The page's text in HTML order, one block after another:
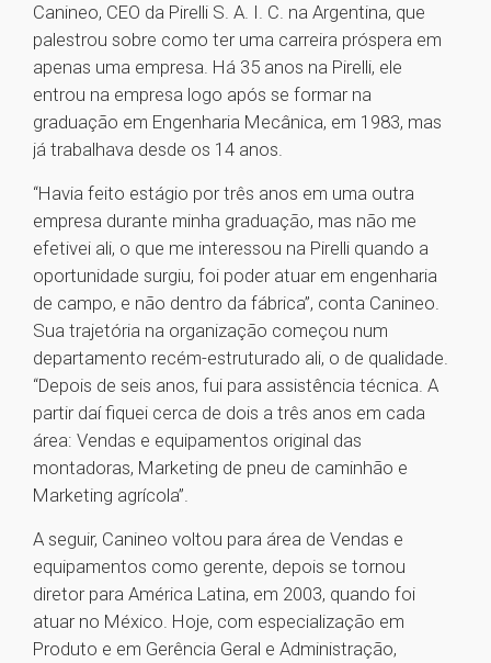
Canineo, CEO da Pirelli S. A. I. C. na Argentina, que
palestrou sobre como ter uma carreira próspera em
apenas uma empresa. Há 35 anos na Pirelli, ele
entrou na empresa logo após se formar na
graduação em Engenharia Mecânica, em 1983, mas
já trabalhava desde os 14 anos.
“Havia feito estágio por três anos em uma outra
empresa durante minha graduação, mas não me
efetivei ali, o que me interessou na Pirelli quando a
oportunidade surgiu, foi poder atuar em engenharia
de campo, e não dentro da fábrica”, conta Canineo.
Sua trajetória na organização começou num
departamento recém-estruturado ali, o de qualidade.
“Depois de seis anos, fui para assistência técnica. A
partir daí fiquei cerca de dois a três anos em cada
área: Vendas e equipamentos original das
montadoras, Marketing de pneu de caminhão e
Marketing agrícola”.
A seguir, Canineo voltou para área de Vendas e
equipamentos como gerente, depois se tornou
diretor para América Latina, em 2003, quando foi
atuar no México. Hoje, com especialização em
Produto e em Gerência Geral e Administração,